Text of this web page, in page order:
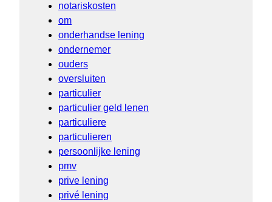
notariskosten
om
onderhandse lening
ondernemer
ouders
oversluiten
particulier
particulier geld lenen
particuliere
particulieren
persoonlijke lening
pmv
prive lening
privé lening